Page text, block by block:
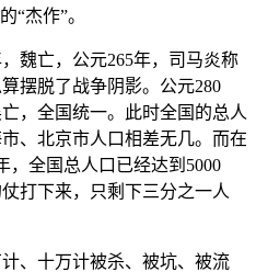
“杰作”。
魏亡，公元265年，司马炎称
摆脱了战争阴影。公元280
，全国统一。此时全国的总人
、北京市人口相差无几。而在
，全国总人口已经达到5000
打下来，只剩下三分之一人
、十万计被杀、被坑、被流